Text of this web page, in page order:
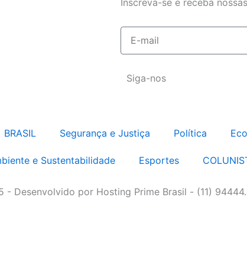
Siga-nos
BRASIL Segurança e Justiça Política
e Sustentabilidade Esportes
Desenvolvido por Hosting Prime Brasil - (11)